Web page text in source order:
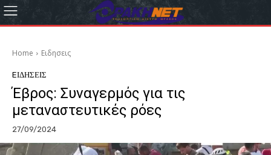
Home Eιδησεις
EΙΔΗΣΕΙΣ
Έβρος: Συναγερμός για τις
μεταναστευτικές ρόες
27/09/2024